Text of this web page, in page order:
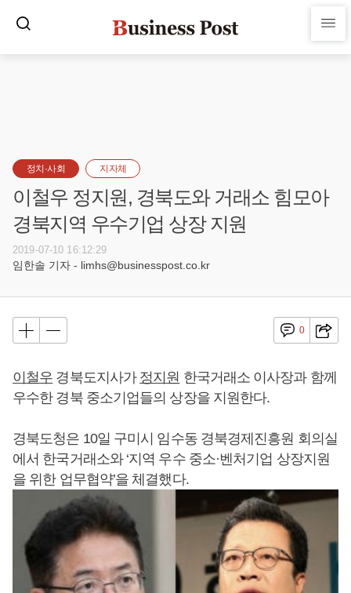
정치·사회 지자체
이철우 정지원, 경북도와 거래소 힘모아
경북지역 우수기업 상장 지원
2019-07-10 16:12:29
임한솔 기자 - limhs@businesspost.co.kr
0
이철우 경북도지사가 정지원 한국거래소 이사장과 함께
우수한 경북 중소기업들의 상장을 지원한다.
경북도청은 10일 구미시 임수동 경북경제진흥원 회의실
에서 한국거래소와 ‘지역 우수 중소·벤처기업 상장지원
을 위한 업무협약’을 체결했다.